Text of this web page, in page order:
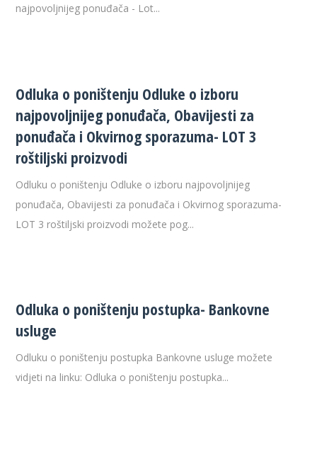
najpovoljnijeg ponuđača - Lot...
Odluka o poništenju Odluke o izboru
najpovoljnijeg ponuđača, Obavijesti za
ponuđača i Okvirnog sporazuma- LOT 3
roštiljski proizvodi
Odluku o poništenju Odluke o izboru najpovoljnijeg
ponuđača, Obavijesti za ponuđača i Okvirnog sporazuma-
LOT 3 roštiljski proizvodi možete pog...
Odluka o poništenju postupka- Bankovne
usluge
Odluku o poništenju postupka Bankovne usluge možete
vidjeti na linku: Odluka o poništenju postupka...